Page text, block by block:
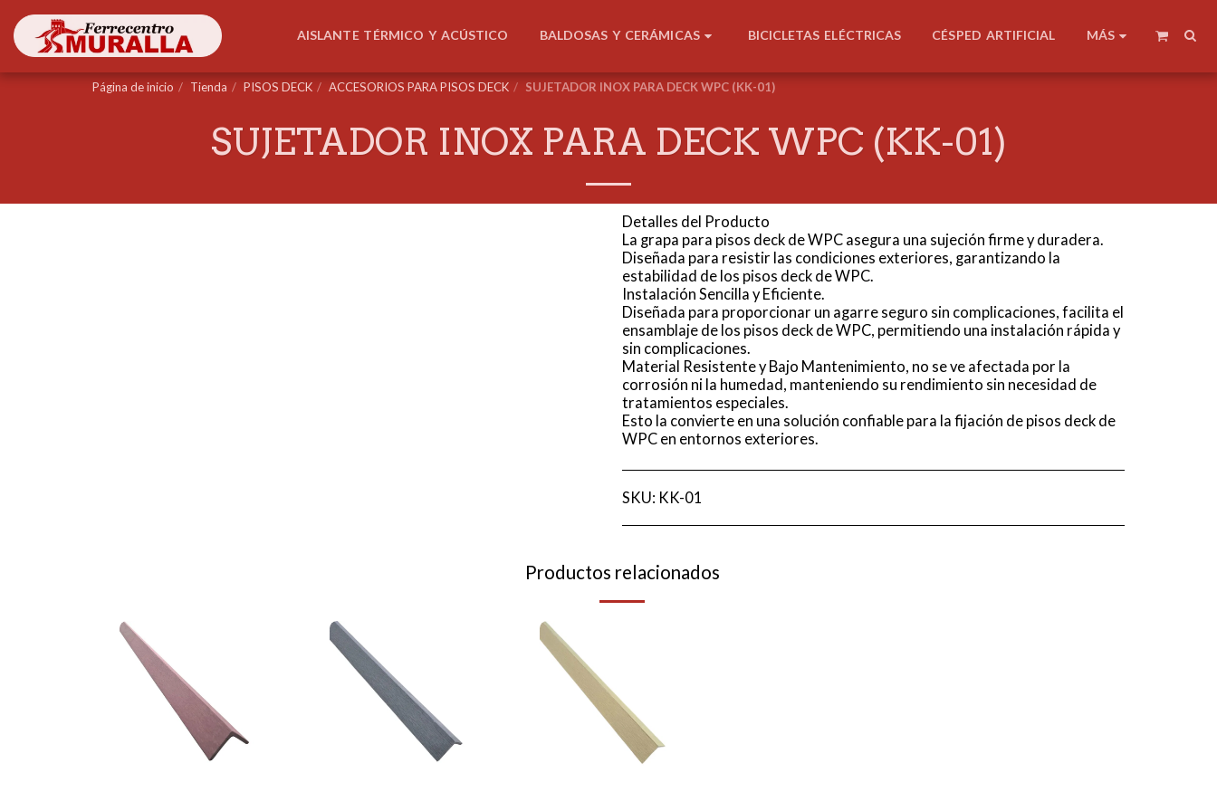
AISLANTE TÉRMICO Y ACÚSTICO BALDOSAS Y CERÁMICAS BICICLETAS ELÉCTRICAS CÉSPED ARTIFICIAL MÁS
Página de inicio Tienda PISOS DECK ACCESORIOS PARA PISOS DECK SUJETADOR INOX PARA DECK WPC (KK-01)
SUJETADOR INOX PARA DECK WPC (KK-01)
Detalles del Producto
La grapa para pisos deck de WPC asegura una sujeción firme y duradera.
Diseñada para resistir las condiciones exteriores, garantizando la
estabilidad de los pisos deck de WPC.
Instalación Sencilla y Eficiente.
Diseñada para proporcionar un agarre seguro sin complicaciones, facilita el
ensamblaje de los pisos deck de WPC, permitiendo una instalación rápida y
sin complicaciones.
Material Resistente y Bajo Mantenimiento, no se ve afectada por la
corrosión ni la humedad, manteniendo su rendimiento sin necesidad de
tratamientos especiales.
Esto la convierte en una solución confiable para la fijación de pisos deck de
WPC en entornos exteriores.
SKU: KK-01
Productos relacionados